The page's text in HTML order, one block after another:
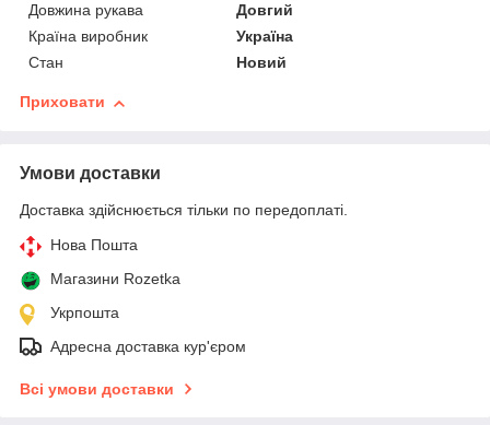
Довжина рукава
Довгий
Країна виробник
Україна
Стан
Новий
Приховати
Умови доставки
Доставка здійснюється тільки по передоплаті.
Нова Пошта
Магазини Rozetka
Укрпошта
Адресна доставка кур'єром
Всі умови доставки